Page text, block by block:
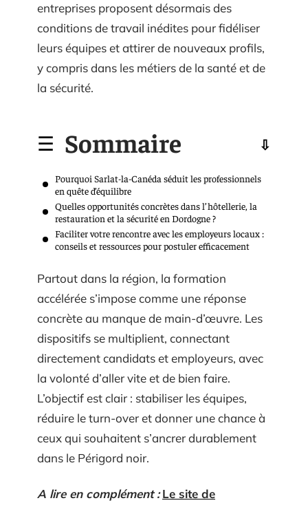
entreprises proposent désormais des
conditions de travail inédites pour fidéliser
leurs équipes et attirer de nouveaux profils,
y compris dans les métiers de la santé et de
la sécurité.
Sommaire
Pourquoi Sarlat-la-Canéda séduit les professionnels
en quête d’équilibre
Quelles opportunités concrètes dans l’hôtellerie, la
restauration et la sécurité en Dordogne ?
Faciliter votre rencontre avec les employeurs locaux :
conseils et ressources pour postuler efficacement
Partout dans la région, la formation
accélérée s’impose comme une réponse
concrète au manque de main-d’œuvre. Les
dispositifs se multiplient, connectant
directement candidats et employeurs, avec
la volonté d’aller vite et de bien faire.
L’objectif est clair : stabiliser les équipes,
réduire le turn-over et donner une chance à
ceux qui souhaitent s’ancrer durablement
dans le Périgord noir.
A lire en complément : Le site de